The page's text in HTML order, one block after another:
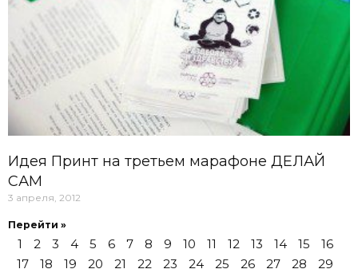
Идея Принт на третьем марафоне ДЕЛАЙ
САМ
3 апреля, 2012
Перейти »
1 2 3 4 5 6 7 8 9 10 11 12 13 14 15
16
17
18 19 20 21 22 23 24 25 26 27 28
29